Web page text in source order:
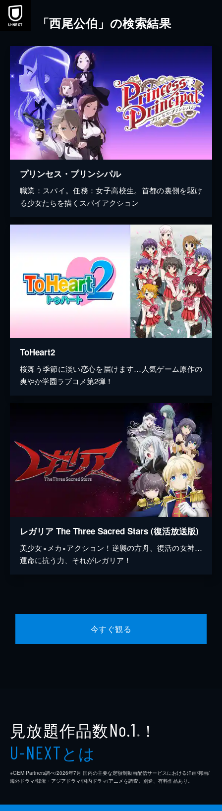
本文へスキップ
「西尾公伯」の検索結果
プリンセス・プリンシパル
職業：スパイ。任務：女子高校生。首都の裏側を駆け
る少女たちを描くスパイアクション
ToHeart2
桜舞う季節に淡い恋心を届けます…人気ゲーム原作の
爽やか学園ラブコメ第2弾！
レガリア The Three Sacred Stars (復活放送版)
美少女×メカ×アクション！逆襲の方舟、復活の女神…
運命に抗う力、それがレガリア！
今すぐ観る
見放題作品数No.1 ※ ！
U-NEXTとは
※GEM Partners調べ/2026年7⽉ 国内の主要な定額制動画配信サービスにおける洋画/邦画/
海外ドラマ/韓流・アジアドラマ/国内ドラマ/アニメを調査。別途、有料作品あり。